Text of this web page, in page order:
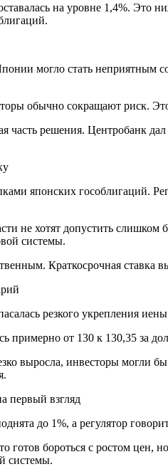
на уровне 1,4%. Это
могло стать неприятным
обычно сокращают риск.
часть решения. Центробанк
японских гособлигаций.
не хотят допустить
системы.
Краткосрочная ставка
резкого укрепления
примерно от 130 к 130,35 за
выросла, инвесторы могли
первый взгляд
до 1%, а регулятор
готов бороться с ростом цен,
системы.